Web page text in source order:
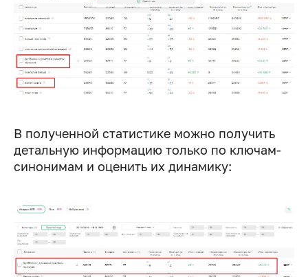
В полученной статистике можно получить
детальную информацию только по ключам-
синонимам и оценить их динамику: